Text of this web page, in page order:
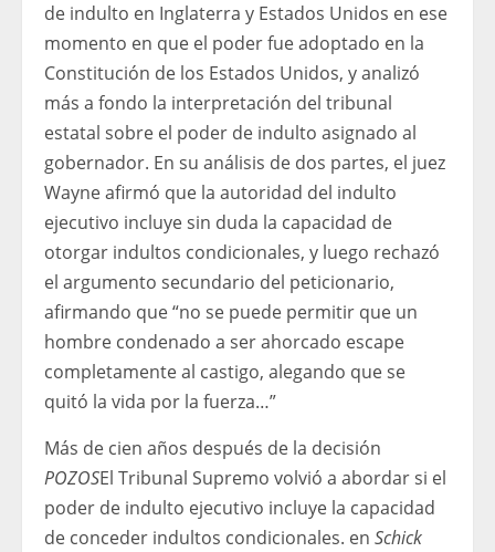
de indulto en Inglaterra y Estados Unidos en ese
momento en que el poder fue adoptado en la
Constitución de los Estados Unidos, y analizó
más a fondo la interpretación del tribunal
estatal sobre el poder de indulto asignado al
gobernador. En su análisis de dos partes, el juez
Wayne afirmó que la autoridad del indulto
ejecutivo incluye sin duda la capacidad de
otorgar indultos condicionales, y luego rechazó
el argumento secundario del peticionario,
afirmando que “no se puede permitir que un
hombre condenado a ser ahorcado escape
completamente al castigo, alegando que se
quitó la vida por la fuerza…”
Más de cien años después de la decisión
POZOSEl Tribunal Supremo volvió a abordar si el
poder de indulto ejecutivo incluye la capacidad
de conceder indultos condicionales. en Schick